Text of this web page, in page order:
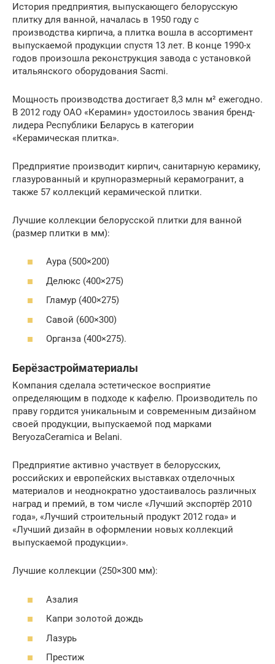
История предприятия, выпускающего белорусскую
плитку для ванной, началась в 1950 году с
производства кирпича, а плитка вошла в ассортимент
выпускаемой продукции спустя 13 лет. В конце 1990-х
годов произошла реконструкция завода с установкой
итальянского оборудования Sacmi.
Мощность производства достигает 8,3 млн м² ежегодно.
В 2012 году ОАО «Керамин» удостоилось звания бренд-
лидера Республики Беларусь в категории
«Керамическая плитка».
Предприятие производит кирпич, санитарную керамику,
глазурованный и крупноразмерный керамогранит, а
также 57 коллекций керамической плитки.
Лучшие коллекции белорусской плитки для ванной
(размер плитки в мм):
Аура (500×200)
Делюкс (400×275)
Гламур (400×275)
Савой (600×300)
Органза (400×275).
Берёзастройматериалы
Компания сделала эстетическое восприятие
определяющим в подходе к кафелю. Производитель по
праву гордится уникальным и современным дизайном
своей продукции, выпускаемой под марками
BeryozaCeramica и Belani.
Предприятие активно участвует в белорусских,
российских и европейских выставках отделочных
материалов и неоднократно удостаивалось различных
наград и премий, в том числе «Лучший экспортёр 2010
года», «Лучший строительный продукт 2012 года» и
«Лучший дизайн в оформлении новых коллекций
выпускаемой продукции».
Лучшие коллекции (250×300 мм):
Азалия
Капри золотой дождь
Лазурь
Престиж